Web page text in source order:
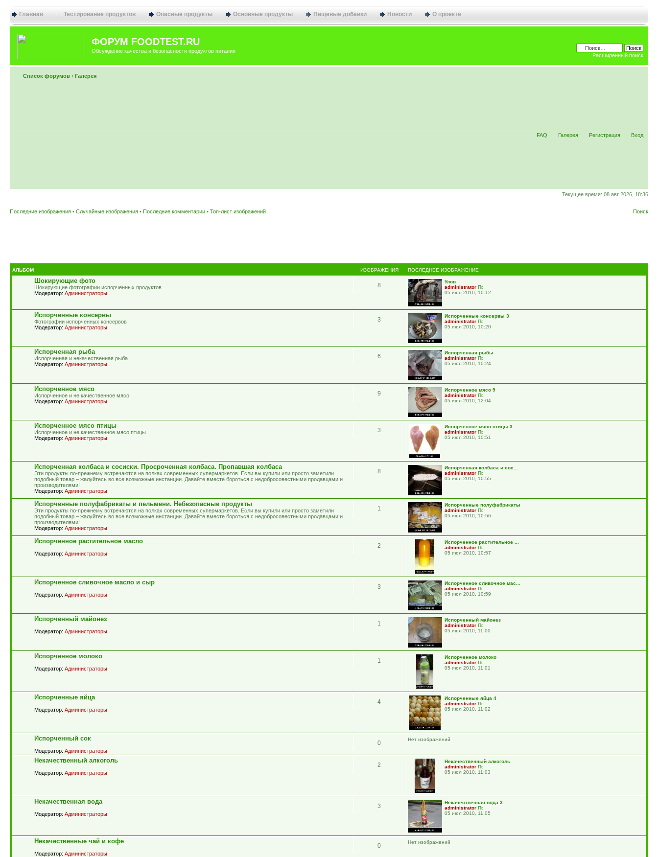
Главная Тестирование продуктов Опасные продукты Основные продукты Пищевые добавки Новости О проекте
ФОРУМ FOODTEST.RU
Обсуждение качества и безопасности продуктов питания
Расширенный поиск
Список форумов ‹ Галерея
FAQ Галерея Регистрация Вход
Текущее время: 08 авг 2026, 18:36
Последние изображения • Случайные изображения • Последние комментарии • Топ-лист изображений Поиск
АЛЬБОМ ИЗОБРАЖЕНИЯ ПОСЛЕДНЕЕ ИЗОБРАЖЕНИЕ
Шокирующие фото
Шокирующие фотографии испорченных продуктов
Модератор: Администраторы
8
Улов
administrator
05 июл 2010, 10:12
Испорченные консервы
Фотографии испорченных консервов
Модератор: Администраторы
3
Испорченные консервы 3
administrator
05 июл 2010, 10:20
Испорченная рыба
Испорченная и некачественная рыба
Модератор: Администраторы
6
Испорченная рыбы
administrator
05 июл 2010, 10:24
Испорченное мясо
Испорченное и не качественное мясо
Модератор: Администраторы
9
Испорченное мясо 9
administrator
05 июл 2010, 12:04
Испорченное мясо птицы
Испорченное и не качественное мясо птицы
Модератор: Администраторы
3
Испорченное мясо птицы 3
administrator
05 июл 2010, 10:51
Испорченная колбаса и сосиски. Просроченная колбаса. Пропавшая колбаса
Эти продукты по-прежнему встречаются на полках современных супермаркетов. Если вы купили или просто заметили
подобный товар – жалуйтесь во все возможные инстанции. Давайте вместе бороться с недобросовестными продавцами и
производителями!
Модератор: Администраторы
8
Испорченная колбаса и сос...
administrator
05 июл 2010, 10:55
Испорченные полуфабрикаты и пельмени. Небезопасные продукты
Эти продукты по-прежнему встречаются на полках современных супермаркетов. Если вы купили или просто заметили
подобный товар – жалуйтесь во все возможные инстанции. Давайте вместе бороться с недобросовестными продавцами и
производителями!
Модератор: Администраторы
1
Испорченные полуфабрикаты
administrator
05 июл 2010, 10:56
Испорченное растительное масло
Модератор: Администраторы
2
Испорченное растительное ...
administrator
05 июл 2010, 10:57
Испорченное сливочное масло и сыр
Модератор: Администраторы
3
Испорченное сливочное мас...
administrator
05 июл 2010, 10:59
Испорченный майонез
Модератор: Администраторы
1
Испорченный майонез
administrator
05 июл 2010, 11:00
Испорченное молоко
Модератор: Администраторы
1
Испорченное молоко
administrator
05 июл 2010, 11:01
Испорченные яйца
Модератор: Администраторы
4
Испорченные яйца 4
administrator
05 июл 2010, 11:02
Испорченный сок
Модератор: Администраторы
0
Нет изображений
Некачественный алкоголь
Модератор: Администраторы
2
Некачественный алкоголь
administrator
05 июл 2010, 11:03
Некачественная вода
Модератор: Администраторы
3
Некачественная вода 3
administrator
05 июл 2010, 11:05
Некачественные чай и кофе
Модератор: Администраторы
0
Нет изображений